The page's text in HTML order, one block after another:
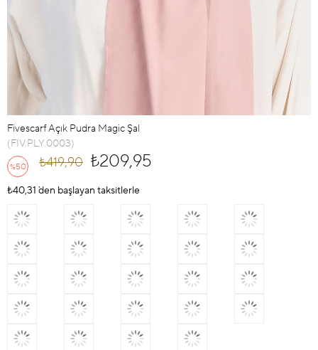
Fivescarf Açık Pudra Magic Şal
(FIV.PLY.0003)
%50
İndirim
₺419,90 ₺209,95
₺40,31 `den başlayan taksitlerle